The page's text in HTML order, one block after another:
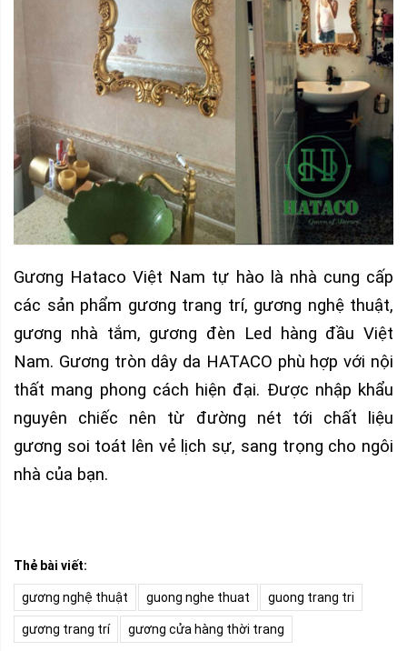
Gương Hataco Việt Nam tự hào là nhà cung cấp
các sản phẩm gương trang trí, gương nghệ thuật,
gương nhà tắm, gương đèn Led hàng đầu Việt
Nam. Gương tròn dây da HATACO phù hợp với nội
thất mang phong cách hiện đại. Được nhập khẩu
nguyên chiếc nên từ đường nét tới chất liệu
gương soi toát lên vẻ lịch sự, sang trọng cho ngôi
nhà của bạn.
Thẻ bài viết:
gương nghệ thuật guong nghe thuat guong trang tri
gương trang trí gương cửa hàng thời trang